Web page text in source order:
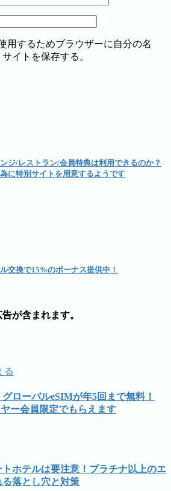
用するためブラウザーに自分の名
イトを保存する。
ジ/レストラン/会員特典は利用できるのか？
に特別サイトを用意するようです
交換で15%のボーナス提供中！
が含まれます。
グローバルeSIMが年5回まで無料！
ー会員限定でもらえます
トホテルは要注意！プラチナ以上のエ
落とし穴と対策